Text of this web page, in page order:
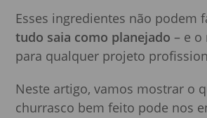
Esses ingredientes não podem
tudo saia como planejado – e o
para qualquer projeto
Neste artigo, vamos mostrar o
churrasco bem feito pode nos